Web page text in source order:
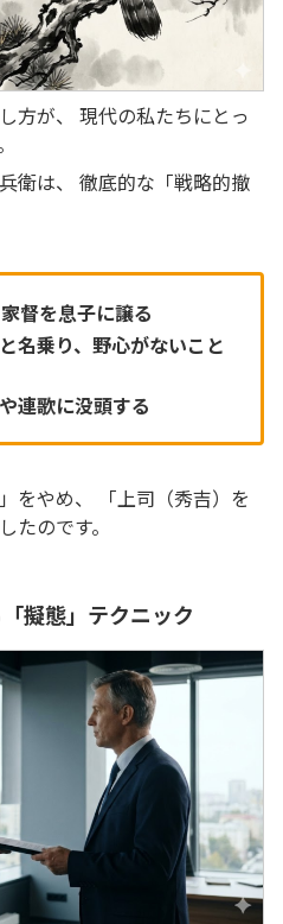
方が、 現代の私たちにとっ
衛は、 徹底的な「戦略的撤
督を息子に譲る
名乗り、野心がないこと
連歌に没頭する
をやめ、 「上司（秀吉）を
たのです。
擬態」テクニック